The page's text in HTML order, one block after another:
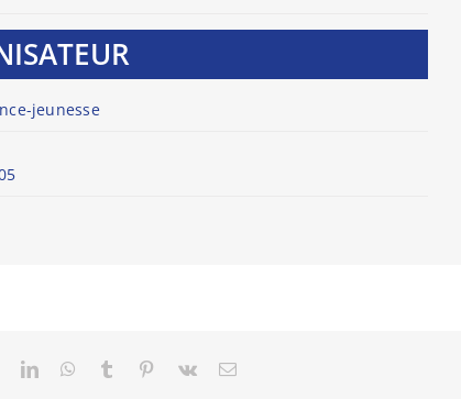
jeunesse
LinkedInWhatsApp
Tumblr Pinterest
Vk Email